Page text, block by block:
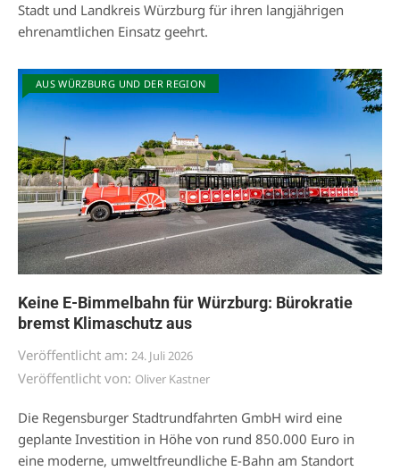
Stadt und Landkreis Würzburg für ihren langjährigen
ehrenamtlichen Einsatz geehrt.
AUS WÜRZBURG UND DER REGION
Keine E-Bimmelbahn für Würzburg: Bürokratie
bremst Klimaschutz aus
Veröffentlicht am: 24. Juli 2026
Veröffentlicht von: Oliver Kastner
Die Regensburger Stadtrundfahrten GmbH wird eine
geplante Investition in Höhe von rund 850.000 Euro in
eine moderne, umweltfreundliche E-Bahn am Standort